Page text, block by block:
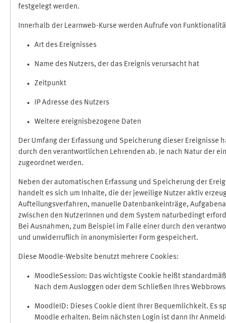
festgelegt werden.
Innerhalb der Learnweb-Kurse werden Aufrufe von
Art des Ereignisses
Name des Nutzers, der das Ereignis verursacht hat
Zeitpunkt
IP Adresse des Nutzers
Weitere ereignisbezogene Daten
Der Umfang der Erfassung und Speicherung dieser
durch den verantwortlichen Lehrenden ab. Je nach Natur der
zugeordnet werden.
Neben der automatischen Erfassung und Speicherung der
handelt es sich um Inhalte, die der jeweilige Nutzer aktiv
Aufteilungsverfahren, manuelle Datenbankeinträge,
zwischen den NutzerInnen und dem System naturbedingt
Bei Ausnahmen, zum Beispiel im Falle einer durch den
und unwiderruflich in anonymisierter Form gespeichert.
Diese Moodle-Website benutzt mehrere Cookies:
MoodleSession: Das wichtigste Cookie heißt
Nach dem Ausloggen oder dem Schließen Ihres
MoodleID: Dieses Cookie dient Ihrer Bequemlichkeit. Es
Moodle erhalten. Beim nächsten Login ist dann Ihr